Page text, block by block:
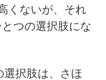
くないが、それ
つの選択肢にな
択肢は、さほ